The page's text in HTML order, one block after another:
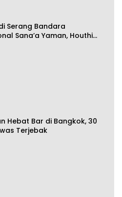
Serang Bandara
Sana’a Yaman, Houthi
Balik
Hebat Bar di Bangkok, 30
Terjebak